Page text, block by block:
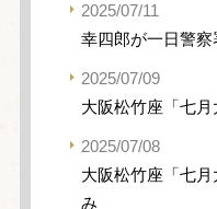
2025/07/11
幸四郎が一日警
2025/07/09
大阪松竹座「七
2025/07/08
大阪松竹座「七
み